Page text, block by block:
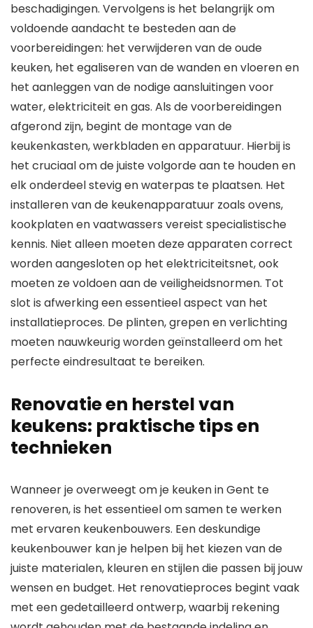
beschadigingen. Vervolgens is het belangrijk om
voldoende aandacht te besteden aan de
voorbereidingen: het verwijderen van de oude
keuken, het egaliseren van de wanden en vloeren en
het aanleggen van de nodige aansluitingen voor
water, elektriciteit en gas. Als de voorbereidingen
afgerond zijn, begint de montage van de
keukenkasten, werkbladen en apparatuur. Hierbij is
het cruciaal om de juiste volgorde aan te houden en
elk onderdeel stevig en waterpas te plaatsen. Het
installeren van de keukenapparatuur zoals ovens,
kookplaten en vaatwassers vereist specialistische
kennis. Niet alleen moeten deze apparaten correct
worden aangesloten op het elektriciteitsnet, ook
moeten ze voldoen aan de veiligheidsnormen. Tot
slot is afwerking een essentieel aspect van het
installatieproces. De plinten, grepen en verlichting
moeten nauwkeurig worden geïnstalleerd om het
perfecte eindresultaat te bereiken.
Renovatie en herstel van
keukens: praktische tips en
technieken
Wanneer je overweegt om je keuken in Gent te
renoveren, is het essentieel om samen te werken
met ervaren keukenbouwers. Een deskundige
keukenbouwer kan je helpen bij het kiezen van de
juiste materialen, kleuren en stijlen die passen bij jouw
wensen en budget. Het renovatieproces begint vaak
met een gedetailleerd ontwerp, waarbij rekening